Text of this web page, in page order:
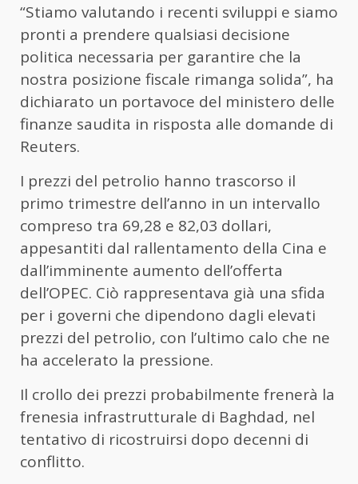
“Stiamo valutando i recenti sviluppi e siamo
pronti a prendere qualsiasi decisione
politica necessaria per garantire che la
nostra posizione fiscale rimanga solida”, ha
dichiarato un portavoce del ministero delle
finanze saudita in risposta alle domande di
Reuters.
I prezzi del petrolio hanno trascorso il
primo trimestre dell’anno in un intervallo
compreso tra 69,28 e 82,03 dollari,
appesantiti dal rallentamento della Cina e
dall’imminente aumento dell’offerta
dell’OPEC. Ciò rappresentava già una sfida
per i governi che dipendono dagli elevati
prezzi del petrolio, con l’ultimo calo che ne
ha accelerato la pressione.
Il crollo dei prezzi probabilmente frenerà la
frenesia infrastrutturale di Baghdad, nel
tentativo di ricostruirsi dopo decenni di
conflitto.